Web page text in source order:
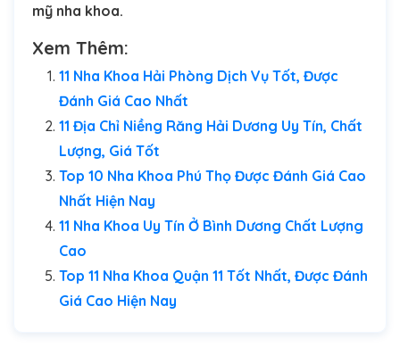
mỹ nha khoa.
Xem Thêm:
11 Nha Khoa Hải Phòng Dịch Vụ Tốt, Được
Đánh Giá Cao Nhất
11 Địa Chỉ Niềng Răng Hải Dương Uy Tín, Chất
Lượng, Giá Tốt
Top 10 Nha Khoa Phú Thọ Được Đánh Giá Cao
Nhất Hiện Nay
11 Nha Khoa Uy Tín Ở Bình Dương Chất Lượng
Cao
Top 11 Nha Khoa Quận 11 Tốt Nhất, Được Đánh
Giá Cao Hiện Nay